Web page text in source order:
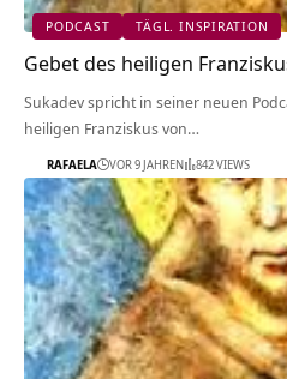
PODCAST TÄGL. INSPIRATION
Gebet des heiligen
Sukadev spricht in seiner neuen
heiligen Franziskus von…
RAFAELA VOR 9 JAHREN 842 VIEWS